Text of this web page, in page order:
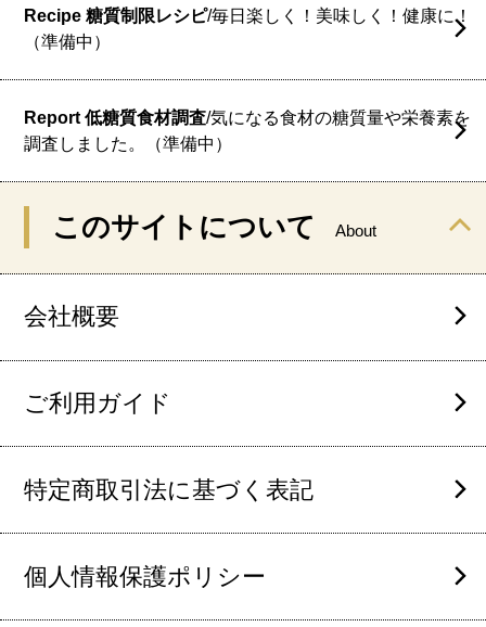
Recipe 糖質制限レシピ/毎日楽しく！美味しく！健康に！
（準備中）
Report 低糖質食材調査/気になる食材の糖質量や栄養素を
調査しました。（準備中）
このサイトについて About
会社概要
ご利用ガイド
特定商取引法に基づく表記
個人情報保護ポリシー